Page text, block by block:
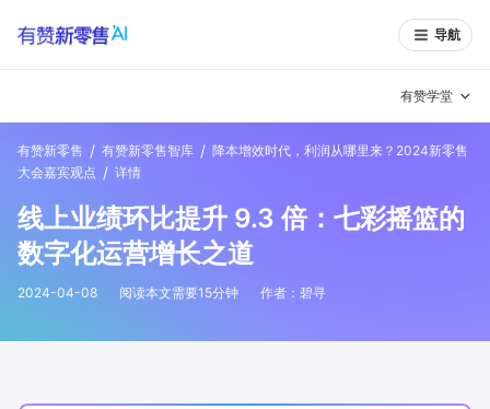
导航
有赞学堂
有赞说增长
私域日历 增长方法
有赞说案例拆解 有赞专家说
有赞新零售 / 有赞新零售智库 / 降本增效时代，利润从哪里来？2024新零售
大会嘉宾观点 / 详情
线上业绩环比提升 9.3 倍：七彩摇篮的
数字化运营增长之道
2024-04-08 阅读本文需要15分钟 作者： 碧寻